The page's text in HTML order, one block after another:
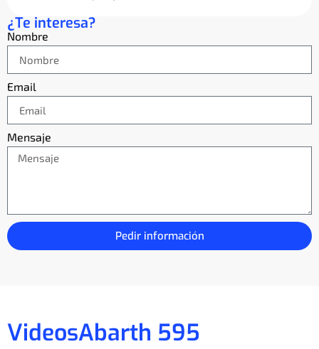
¿Te interesa?
Nombre
Email
Mensaje
Pedir información
VideosAbarth 595